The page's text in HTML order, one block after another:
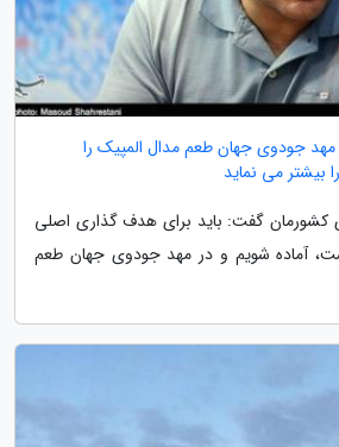
جودوی جهان طعم مدال المپیک را
بیشتر می نماید
کشورمان گفت: باید برای هدف گذاری اصلی
که المپیک 2020 است، آماده شویم و در مهد جودوی جهان طعم